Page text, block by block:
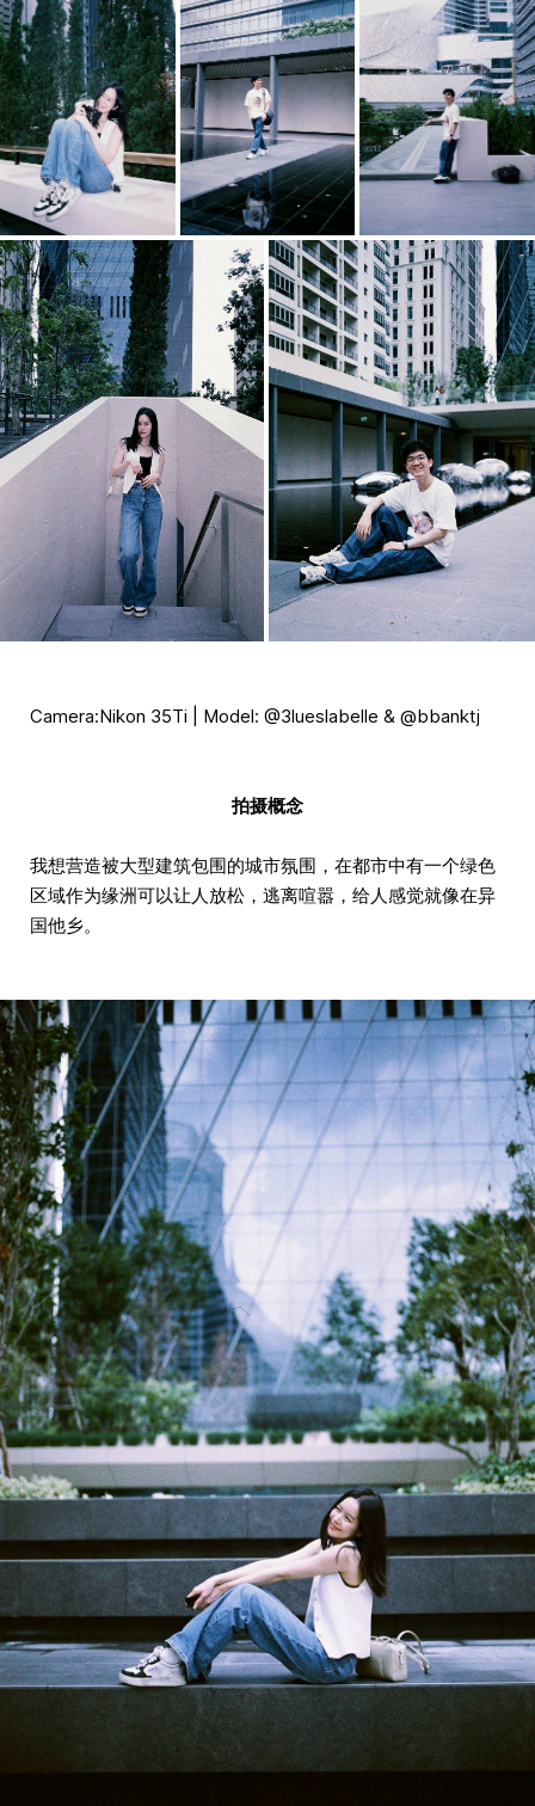
Camera:Nikon 35Ti | Model: @3lueslabelle & @bbanktj
拍摄概念
我想营造被大型建筑包围的城市氛围，在都市中有一个绿色
区域作为缘洲可以让人放松，逃离喧嚣，给人感觉就像在异
国他乡。